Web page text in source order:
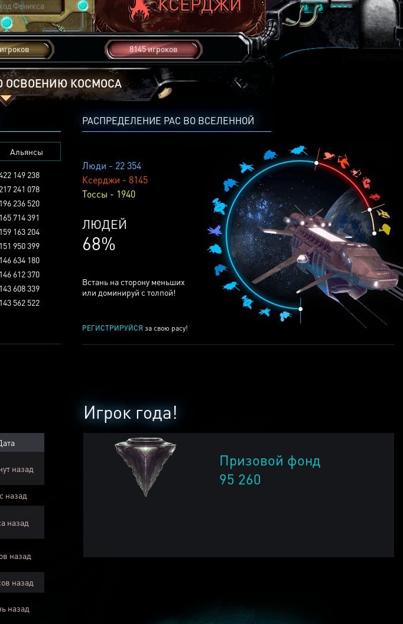
8145 игроков
ОСВОЕНИЮ КОСМОСА
РАСПРЕДЕЛЕНИЕ РАС ВО ВСЕЛЕННОЙ
Люди - 22 354
Ксерджи - 8145
Тоссы - 1940
КСЕРДЖЕЙ
25%
Встань на сторону меньших
или доминируй с толпой!
РЕГИСТРИРУЙСЯ за свою расу!
Альянсы
149 238
217 241 078
196 236 520
165 714 391
159 163 204
151 950 399
146 634 180
146 612 370
143 608 339
143 562 522
Игрок года!
Призовой фонд
95 260
назад
назад
назад
назад
назад
назад